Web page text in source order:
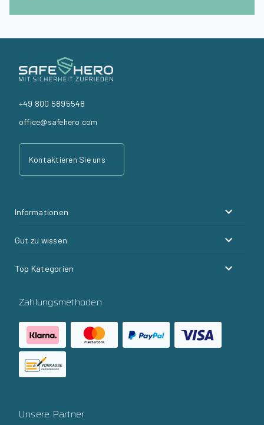
+49 800 5895548
office@safehero.com
Kontaktieren Sie uns
Informationen
Gut zu wissen
Top Kategorien
Zahlungsmethoden
Unsere Partner